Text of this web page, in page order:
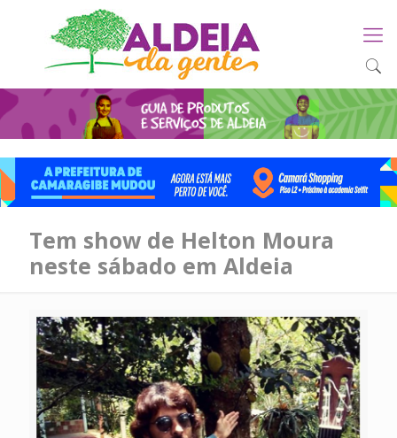
Tem show de Helton Moura
neste sábado em Aldeia